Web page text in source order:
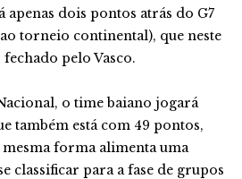
apenas dois pontos atrás do G7
torneio continental), que neste
pelo Vasco.
o time baiano jogará
também está com 49 pontos,
mesma forma alimenta uma
classificar para a fase de grupos